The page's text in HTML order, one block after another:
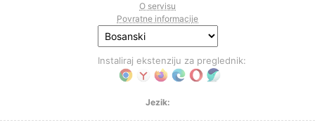
O servisu
Povratne informacije
Instaliraj ekstenziju za preglednik:
Jezik: